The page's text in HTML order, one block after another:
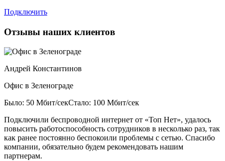
Подключить
Отзывы наших клиентов
Андрей Константинов
Офис в Зеленограде
Было: 50 Мбит/секСтало: 100 Мбит/сек
Подключили беспроводной интернет от «Топ Нет», удалось
повысить работоспособность сотрудников в несколько раз, так
как ранее постоянно беспокоили проблемы с сетью. Спасибо
компании, обязательно будем рекомендовать нашим
партнерам.